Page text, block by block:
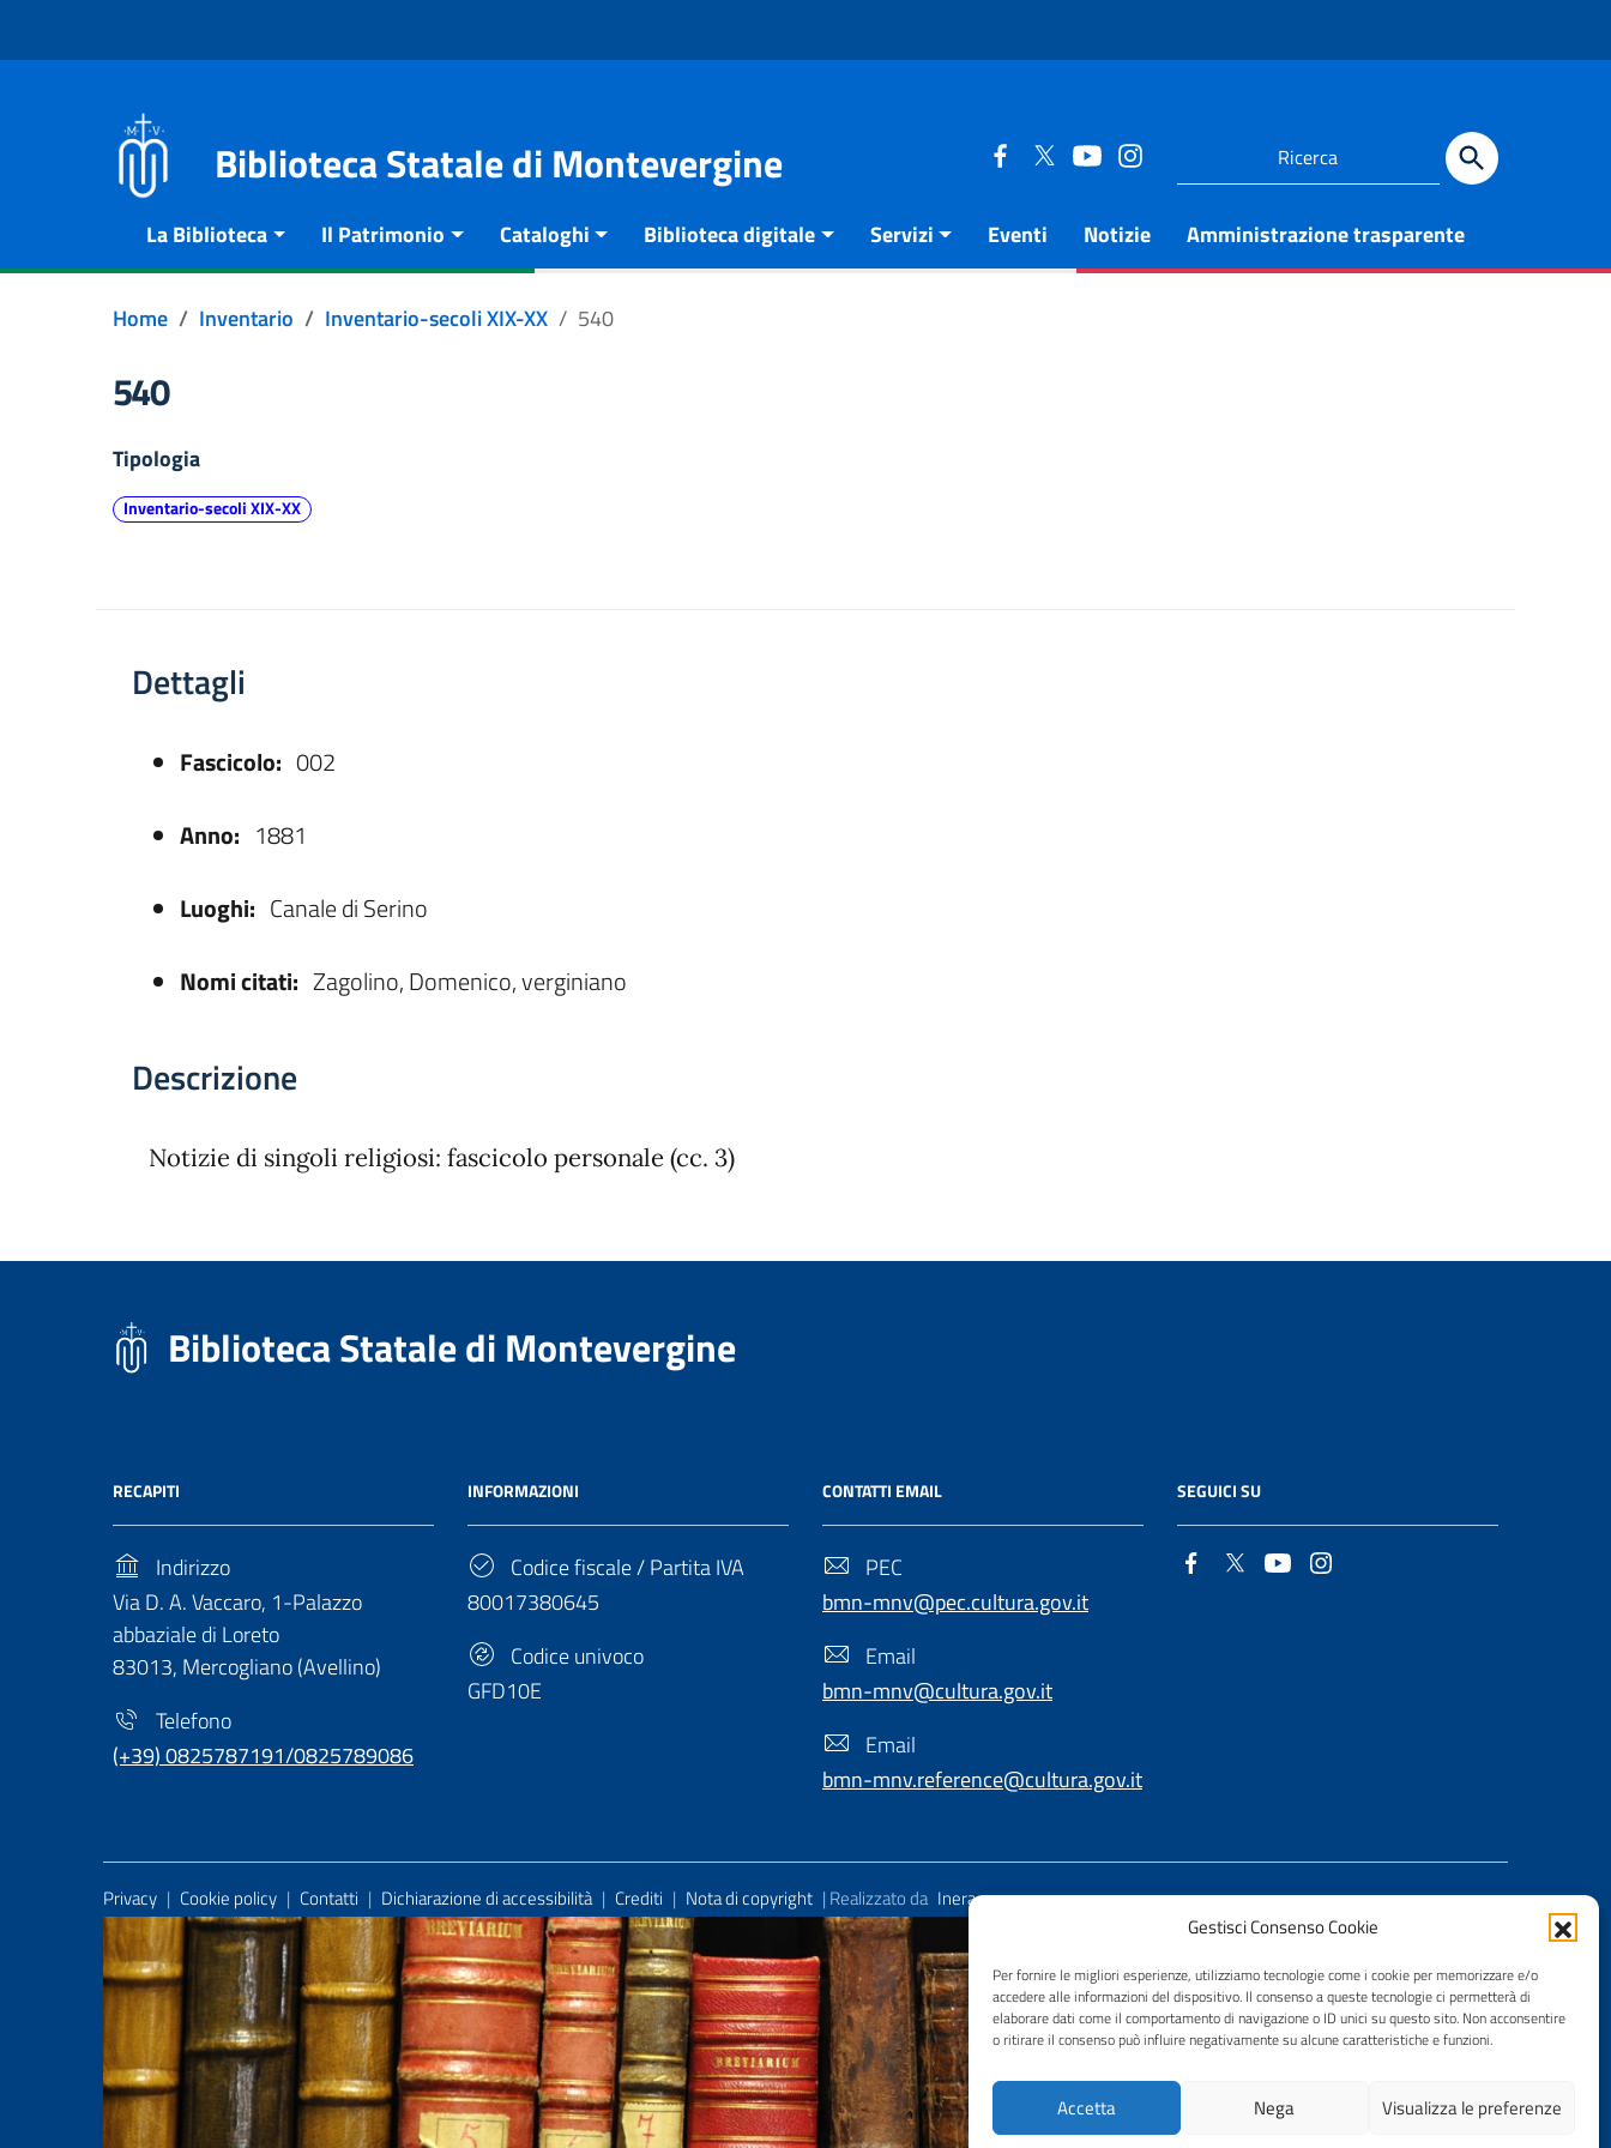
Gestisci Consenso Cookie
Per fornire le migliori esperienze, utilizziamo tecnologie come i cookie per memorizzare e/o
accedere alle informazioni del dispositivo. Il consenso a queste tecnologie ci permetterà di
elaborare dati come il comportamento di navigazione o ID unici su questo sito. Non acconsentire
o ritirare il consenso può influire negativamente su alcune caratteristiche e funzioni.
Accetta Nega Visualizza le preferenze
Biblioteca Statale di Montevergine
La Biblioteca Il Patrimonio Cataloghi Biblioteca digitale Servizi Eventi Notizie Amministrazione trasparente
Home Inventario Inventario-secoli XIX-XX 540
540
Tipologia
Inventario-secoli XIX-XX
Dettagli
Fascicolo: 002
Anno: 1881
Luoghi: Canale di Serino
Nomi citati: Zagolino, Domenico, verginiano
Descrizione
Notizie di singoli religiosi: fascicolo personale (cc. 3)
Biblioteca Statale di Montevergine
RECAPITI
Indirizzo
Via D. A. Vaccaro, 1-Palazzo
abbaziale di Loreto
83013, Mercogliano (Avellino)
Telefono
(+39) 0825787191/0825789086
INFORMAZIONI
Codice fiscale / Partita IVA
80017380645
Codice univoco
GFD10E
CONTATTI EMAIL
PEC
bmn-mnv@pec.cultura.gov.it
Email
bmn-mnv@cultura.gov.it
Email
bmn-mnv.reference@cultura.gov.it
SEGUICI SU
Useful Links Section
Privacy | Cookie policy | Contatti | Dichiarazione di accessibilità | Crediti | Nota di copyright | Realizzato da Inera